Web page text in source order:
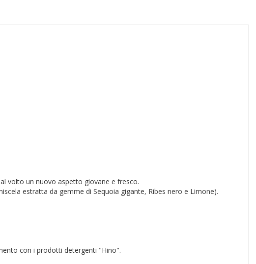
volto un nuovo aspetto giovane e fresco.
estratta da gemme di Sequoia gigante, Ribes nero e Limone).
con i prodotti detergenti "Hino".